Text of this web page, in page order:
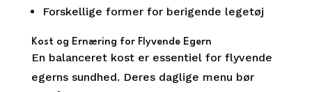
Forskellige former for berigende legetøj
Kost og Ernæring for Flyvende Egern
En balanceret kost er essentiel for flyvende
egerns sundhed. Deres daglige menu bør